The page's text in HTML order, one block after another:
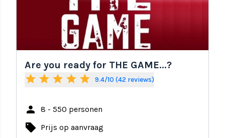
Are you ready for THE GAME...?
star star star star star 9.4/10 (42 reviews)
person 8 - 550 personen
local_offer Prijs op aanvraag